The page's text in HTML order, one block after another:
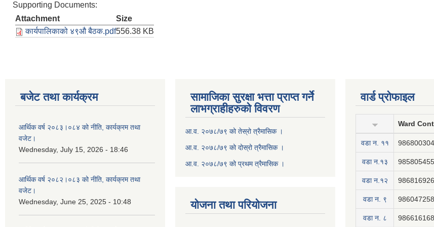
Supporting Documents:
Attachment
Size
कार्यपालिकाको ४९औ बैठक.pdf556.38 KB
बजेट तथा कार्यक्रम
आर्थिक वर्ष २०८३।०८४ को नीति, कार्यक्रम तथा
वजेट।
Wednesday, July 15, 2026 - 18:46
आर्थिक वर्ष २०८२।०८३ को नीति, कार्यक्रम तथा
वजेट।
Wednesday, June 25, 2025 - 10:48
सामाजिका सुरक्षा भत्ता प्राप्त गर्ने
लाभग्राहीहरुको विवरण
आ.व. २०७८/७९ को तेस्रो त्रैमासिक ।
आ.व. २०७८/७९ को दोस्रो त्रैमासिक ।
आ.व. २०७८/७९ को प्रथम त्रैमासिक ।
योजना तथा परियोजना
वार्ड प्रोफाइल
Ward
वडा न‍. ११
वडा न.१३
वडा न.१२
वडा न. ९
वडा न. ८